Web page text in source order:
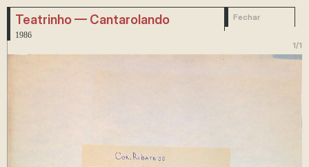
Teatrinho — Cantarolando
1986
Fechar
1/1